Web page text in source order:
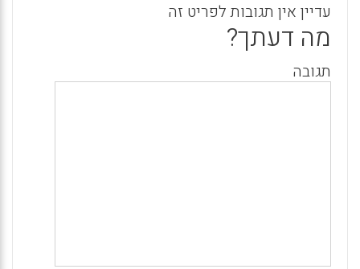
עדיין אין תגובות לפריט זה
מה דעתך?
תגובה